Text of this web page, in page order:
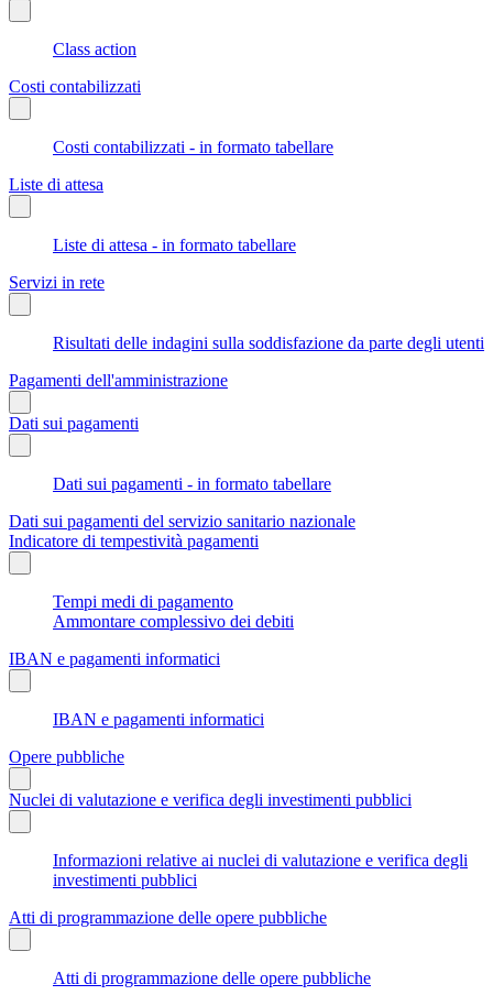
Class action
Costi contabilizzati
Costi contabilizzati - in formato tabellare
Liste di attesa
Liste di attesa - in formato tabellare
Servizi in rete
Risultati delle indagini sulla soddisfazione da parte degli utenti
Pagamenti dell'amministrazione
Dati sui pagamenti
Dati sui pagamenti - in formato tabellare
Dati sui pagamenti del servizio sanitario nazionale
Indicatore di tempestività pagamenti
Tempi medi di pagamento
Ammontare complessivo dei debiti
IBAN e pagamenti informatici
IBAN e pagamenti informatici
Opere pubbliche
Nuclei di valutazione e verifica degli investimenti pubblici
Informazioni relative ai nuclei di valutazione e verifica degli
investimenti pubblici
Atti di programmazione delle opere pubbliche
Atti di programmazione delle opere pubbliche